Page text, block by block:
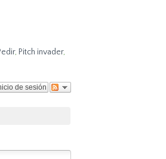
, Pitch invader,
de sesión